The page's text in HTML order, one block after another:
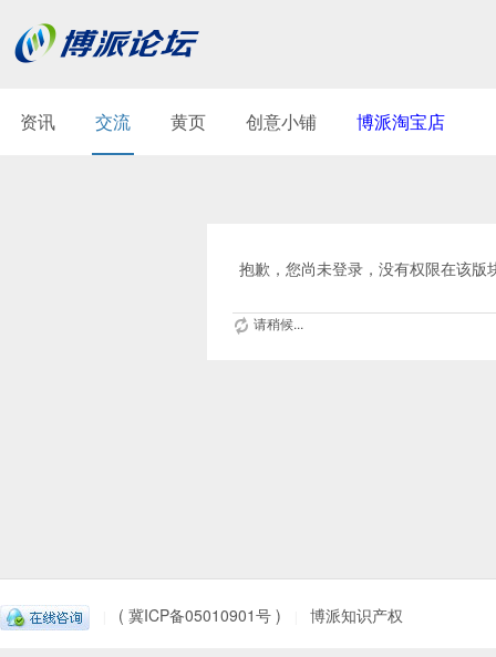
资讯 交流 黄页 创意小铺 博派淘宝店
抱歉，您尚未登录，没有权限在该版
请稍候...
( 冀ICP备05010901号 ) 博派知识产权